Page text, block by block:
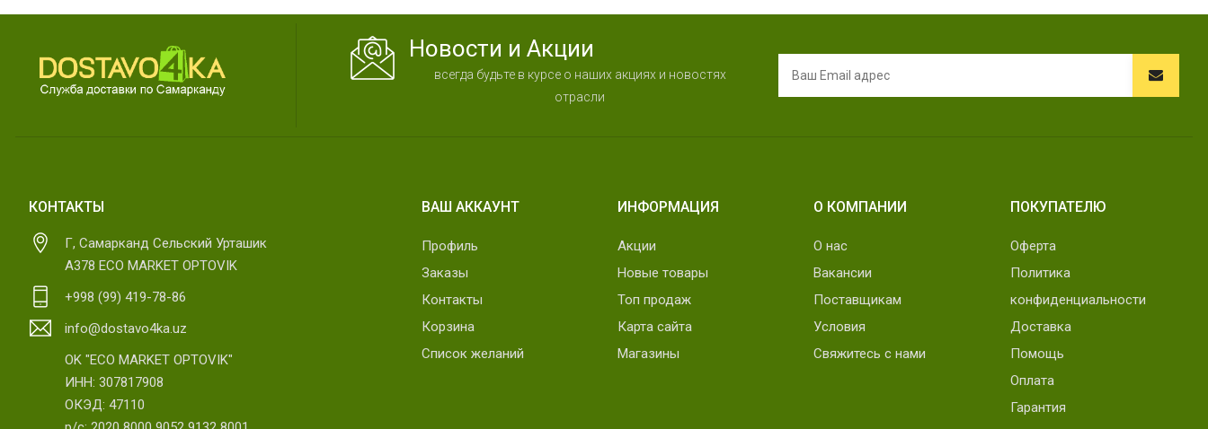
Новости и Акции
всегда будьте в курсе о наших акциях и новостях
отрасли
КОНТАКТЫ
Г, Самарканд Сельский Урташик
А378 ECO MARKET OPTOVIK
+998 (99) 419-78-86
info@dostavo4ka.uz
OK "ECO MARKET OPTOVIK"
ИНН: 307817908
ОКЭД: 47110
ВАШ АККАУНТ
Профиль
Заказы
Контакты
Корзина
Список желаний
ИНФОРМАЦИЯ
Акции
Новые товары
Топ продаж
Карта сайта
Магазины
О КОМПАНИИ
О нас
Вакансии
Поставщикам
Условия
Свяжитесь с нами
ПОКУПАТЕЛЮ
Оферта
Политика
конфиденциальности
Доставка
Помощь
Оплата
Гарантия